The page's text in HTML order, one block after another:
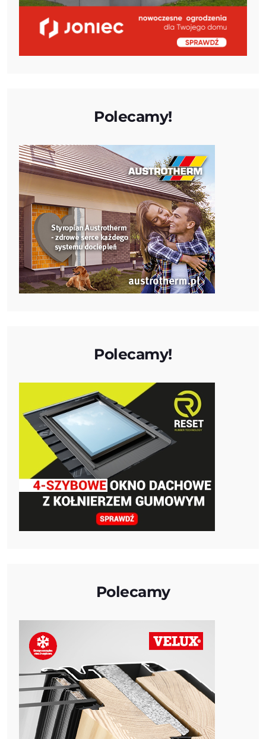
Polecamy!
Polecamy!
Polecamy